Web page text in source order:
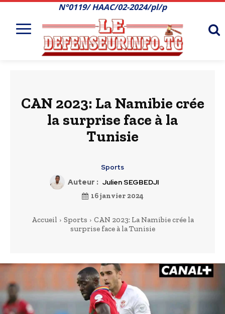
N°0119/ HAAC/02-2024/pl/p
CAN 2023: La Namibie crée
la surprise face à la
Tunisie
Sports
Auteur : Julien SEGBEDJI
16 janvier 2024
Accueil Sports
CAN 2023: La Namibie crée la
surprise face à la Tunisie